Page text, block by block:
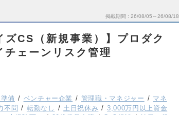
掲載期間 26/08/05～26/08/18
ズCS（新規事業）】プロダク
チェーンリスク管理
備 ベンチャー企業 管理職・マネジャー
マネ
不問 転勤なし 土日祝休み
3,000万円以上資金